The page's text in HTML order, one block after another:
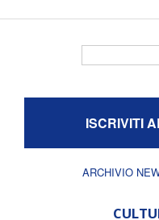
ISCRIVITI
ARCHIVIO